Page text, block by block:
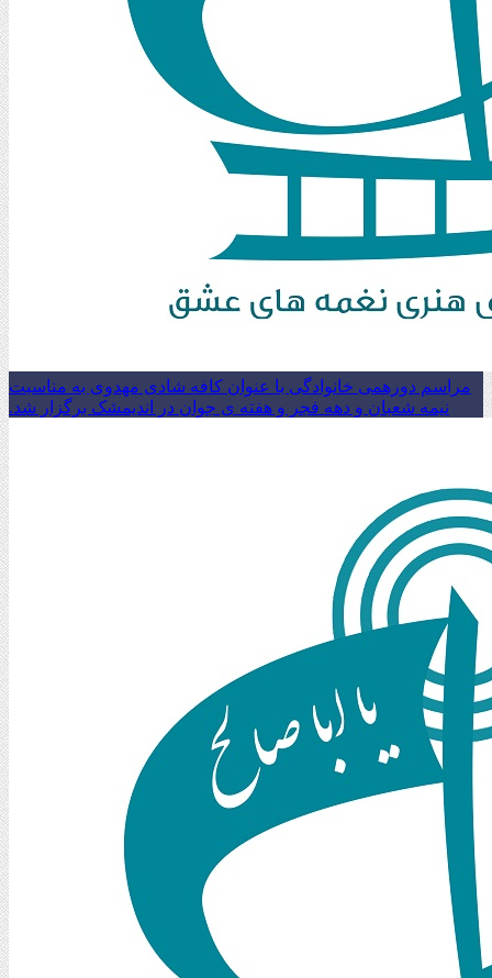
مراسم دورهمی خانوادگی با عنوان کافه شادی مهدوی به مناسبت
نیمه شعبان و دهه فجر و هفته ی جوان در اندیمشک برگزار شد.